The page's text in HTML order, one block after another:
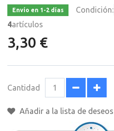
Envío en 1-2 días Condición:
4artículos
3,30 €
Cantidad
Añadir a la lista de deseos